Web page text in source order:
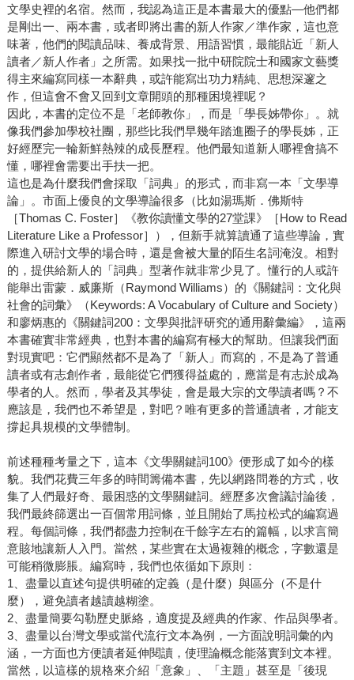
文學史裡的名宿。然而，我認為這正是本書最大的優點—他們都
是剛出一、兩本書，或者即將出書的新人作家／準作家，這也意
味著，他們的閱讀品味、養成背景、用語習慣，最能貼近「新人
讀者／新人作者」之所需。如果找一批中研院院士和國家文藝獎
得主來編寫同樣一本辭典，或許能寫出功力精純、思想深邃之
作，但這會不會又回到文章開頭的那種困境裡呢？
因此，本書的定位不是「老師教你」，而是「學長姊帶你」。就
像我們參加學校社團，那些比我們早幾年踏進圈子的學長姊，正
好經歷完一輪新鮮熱辣的成長歷程。他們最知道新人哪裡會搞不
懂，哪裡會需要出手扶一把。
這也是為什麼我們會採取「詞典」的形式，而非寫一本「文學導
論」。市面上優良的文學導論很多（比如湯瑪斯．佛斯特
［Thomas C. Foster］《教你讀懂文學的27堂課》［How to Read
Literature Like a Professor］），但新手就算讀通了這些導論，實
際進入研討文學的場合時，還是會被大量的陌生名詞淹沒。相對
的，提供給新人的「詞典」型著作就非常少見了。懂行的人或許
能舉出雷蒙．威廉斯（Raymond Williams）的《關鍵詞：文化與
社會的詞彙》（Keywords: A Vocabulary of Culture and Society）
和廖炳惠的《關鍵詞200：文學與批評研究的通用辭彙編》，這兩
本書確實非常經典，也對本書的編寫有極大的幫助。但讓我們面
對現實吧：它們顯然都不是為了「新人」而寫的，不是為了普通
讀者或有志創作者，最能從它們獲得益處的，應當是有志於成為
學者的人。然而，學者及其學徒，會是最大宗的文學讀者嗎？不
應該是，我們也不希望是，對吧？唯有更多的普通讀者，才能支
撐起具規模的文學體制。
前述種種考量之下，這本《文學關鍵詞100》便形成了如今的樣
貌。我們花費三年多的時間籌備本書，先以網路問卷的方式，收
集了人們最好奇、最困惑的文學關鍵詞。經歷多次會議討論後，
我們最終篩選出一百個常用詞條，並且開始了馬拉松式的編寫過
程。每個詞條，我們都盡力控制在千餘字左右的篇幅，以求言簡
意賅地讓新人入門。當然，某些實在太過複雜的概念，字數還是
可能稍微膨脹。編寫時，我們也依循如下原則：
1、盡量以直述句提供明確的定義（是什麼）與區分（不是什
麼），避免讀者越讀越糊塗。
2、盡量簡要勾勒歷史脈絡，適度提及經典的作家、作品與學者。
3、盡量以台灣文學或當代流行文本為例，一方面說明詞彙的內
涵，一方面也方便讀者延伸閱讀，使理論概念能落實到文本裡。
當然，以這樣的規格來介紹「意象」、「主題」甚至是「後現